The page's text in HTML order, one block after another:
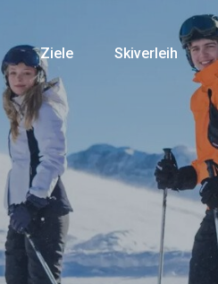
Ziele Skiverleih